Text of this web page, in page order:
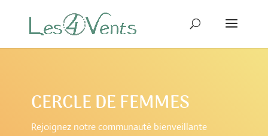
CERCLE DE FEMMES
Rejoignez notre communauté bienveillante